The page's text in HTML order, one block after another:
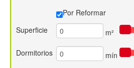
Por Reformar
Superficie
m²
Dormitorios mín